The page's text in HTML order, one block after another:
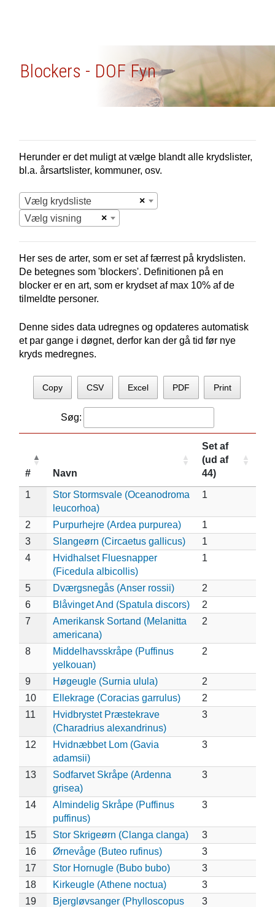
Blockers - DOF Fyn
Herunder er det muligt at vælge blandt alle krydslister,
bl.a. årsartslister, kommuner, osv.
×
Vælg krydsliste
×
Vælg visning
Her ses de arter, som er set af færrest på krydslisten.
De betegnes som 'blockers'. Definitionen på en
blocker er en art, som er krydset af max 10% af de
tilmeldte personer.
Denne sides data udregnes og opdateres automatisk
et par gange i døgnet, derfor kan der gå tid før nye
kryds medregnes.
Copy CSV Excel PDF Print
Søg:
# Navn
Set af
(ud af
44)
1
Stor Stormsvale (Oceanodroma
leucorhoa)
1
2 Purpurhejre (Ardea purpurea)
1
3
Slangeørn (Circaetus gallicus)
1
4
Hvidhalset Fluesnapper
(Ficedula albicollis)
1
5 Dværgsnegås (Anser rossii)
2
6
Blåvinget And (Spatula discors)
2
7
Amerikansk Sortand (Melanitta
americana)
2
8
Middelhavsskråpe (Puffinus
yelkouan)
2
9 Høgeugle (Surnia ulula)
2
10
Ellekrage (Coracias garrulus)
2
11
Hvidbrystet Præstekrave
(Charadrius alexandrinus)
3
12
Hvidnæbbet Lom (Gavia
adamsii)
3
13
Sodfarvet Skråpe (Ardenna
grisea)
3
14
Almindelig Skråpe (Puffinus
puffinus)
3
15 Stor Skrigeørn (Clanga clanga)
3
16
Ørnevåge (Buteo rufinus)
3
17
Stor Hornugle (Bubo bubo)
3
18
Kirkeugle (Athene noctua)
3
19
Bjergløvsanger (Phylloscopus
3